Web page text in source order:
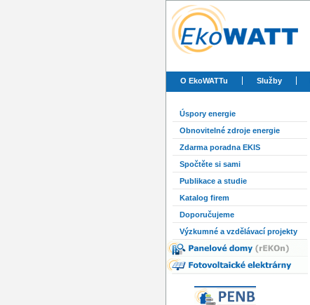
O EkoWATTu Služby
Úspory energie
Obnovitelné zdroje energie
Zdarma poradna EKIS
Spočtěte si sami
Publikace a studie
Katalog firem
Doporučujeme
Výzkumné a vzdělávací projekty